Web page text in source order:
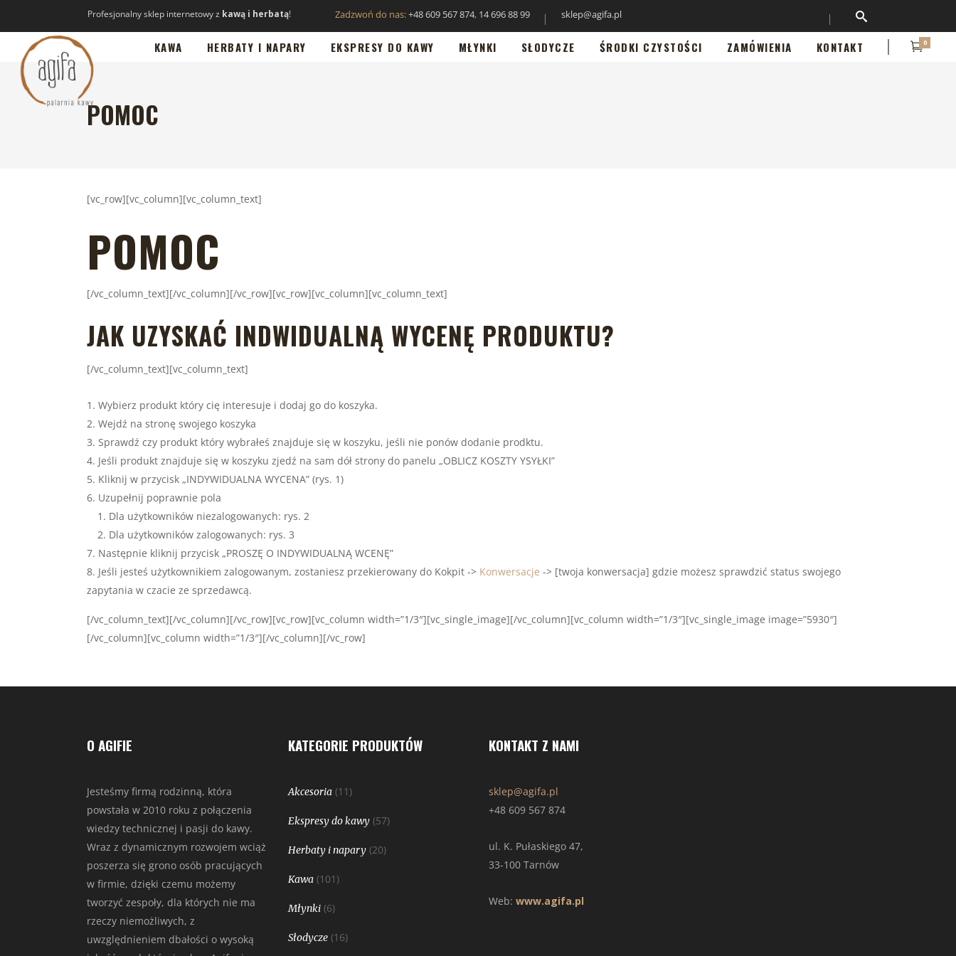
Profesjonalny sklep internetowy z kawą i herbatą! Zadzwoń do nas:+48 609 567 874, 14 696 88 99 sklep@agifa.pl
KAWA HERBATY I NAPARY EKSPRESY DO KAWY MŁYNKI SŁODYCZE ŚRODKI CZYSTOŚCI ZAMÓWIENIA KONTAKT 0
POMOC
[vc_row][vc_column][vc_column_text]
POMOC
[/vc_column_text][/vc_column][/vc_row][vc_row][vc_column][vc_column_text]
JAK UZYSKAĆ INDWIDUALNĄ WYCENĘ PRODUKTU?
[/vc_column_text][vc_column_text]
Wybierz produkt który cię interesuje i dodaj go do koszyka.
Wejdź na stronę swojego koszyka
Sprawdź czy produkt który wybrałeś znajduje się w koszyku, jeśli nie ponów dodanie prodktu.
Jeśli produkt znajduje się w koszyku zjedź na sam dół strony do panelu „OBLICZ KOSZTY YSYŁKI”
Kliknij w przycisk „INDYWIDUALNA WYCENA” (rys. 1)
Uzupełnij poprawnie pola
Dla użytkowników niezalogowanych: rys. 2
Dla użytkowników zalogowanych: rys. 3
Następnie kliknij przycisk „PROSZĘ O INDYWIDUALNĄ WCENĘ”
Jeśli jesteś użytkownikiem zalogowanym, zostaniesz przekierowany do Kokpit -> Konwersacje -> [twoja konwersacja] gdzie możesz sprawdzić status swojego
zapytania w czacie ze sprzedawcą.
[/vc_column_text][/vc_column][/vc_row][vc_row][vc_column width=”1/3″][vc_single_image][/vc_column][vc_column width=”1/3″][vc_single_image image=”5930″]
[/vc_column][vc_column width=”1/3″][/vc_column][/vc_row]
O AGIFIE
Jesteśmy firmą rodzinną, która
powstała w 2010 roku z połączenia
wiedzy technicznej i pasji do kawy.
Wraz z dynamicznym rozwojem wciąż
poszerza się grono osób pracujących
w firmie, dzięki czemu możemy
tworzyć zespoły, dla których nie ma
rzeczy niemożliwych, z
uwzględnieniem dbałości o wysoką
KATEGORIE PRODUKTÓW
Akcesoria (11)
Ekspresy do kawy (57)
Herbaty i napary (20)
Kawa (101)
Młynki (6)
Słodycze (16)
KONTAKT Z NAMI
sklep@agifa.pl
+48 609 567 874
ul. K. Pułaskiego 47,
33-100 Tarnów
Web: www.agifa.pl